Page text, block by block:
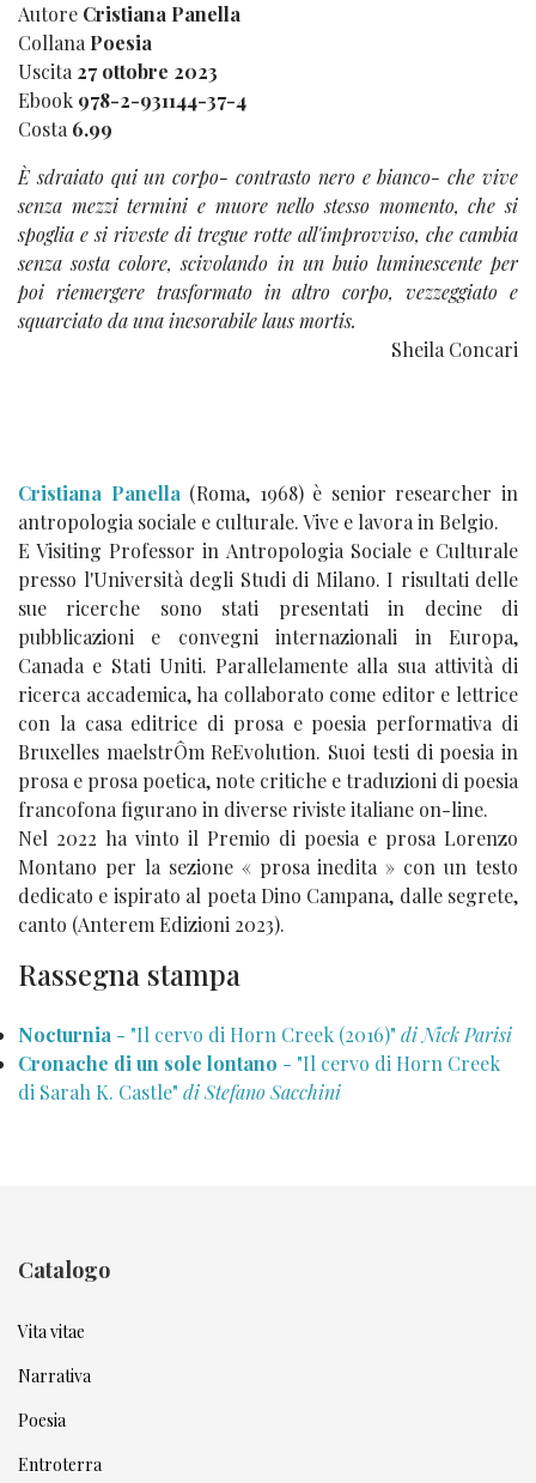
Autore Cristiana Panella
CollanaPoesia
Uscita27 ottobre 2023
Ebook 978-2-931144-37-4
Costa6.99
È sdraiato qui un corpo- contrasto nero e bianco- che vive
senza mezzi termini e muore nello stesso momento, che si
spoglia e si riveste di tregue rotte all'improvviso, che cambia
senza sosta colore, scivolando in un buio luminescente per
poi riemergere trasformato in altro corpo, vezzeggiato e
squarciato da una inesorabile laus mortis.
Sheila Concari
Cristiana Panella(Roma, 1968) è senior researcher in
antropologia sociale e culturale. Vive e lavora in Belgio.
E Visiting Professor in Antropologia Sociale e Culturale
presso l'Università degli Studi di Milano. I risultati delle
sue ricerche sono stati presentati in decine di
pubblicazioni e convegni internazionali in Europa,
Canada e Stati Uniti. Parallelamente alla sua attività di
ricerca accademica, ha collaborato come editor e lettrice
con la casa editrice di prosa e poesia performativa di
Bruxelles maelstrÔm ReEvolution. Suoi testi di poesia in
prosa e prosa poetica, note critiche e traduzioni di poesia
francofona figurano in diverse riviste italiane on-line.
Nel 2022 ha vinto il Premio di poesia e prosa Lorenzo
Montano per la sezione « prosa inedita » con un testo
dedicato e ispirato al poeta Dino Campana, dalle segrete,
canto (Anterem Edizioni 2023).
Rassegna stampa
Nocturnia - "Il cervo di Horn Creek (2016)" di Nick Parisi
Cronache di un sole lontano - "Il cervo di Horn Creek
di Sarah K. Castle" di Stefano Sacchini
Catalogo
Vita vitae
Narrativa
Poesia
Entroterra